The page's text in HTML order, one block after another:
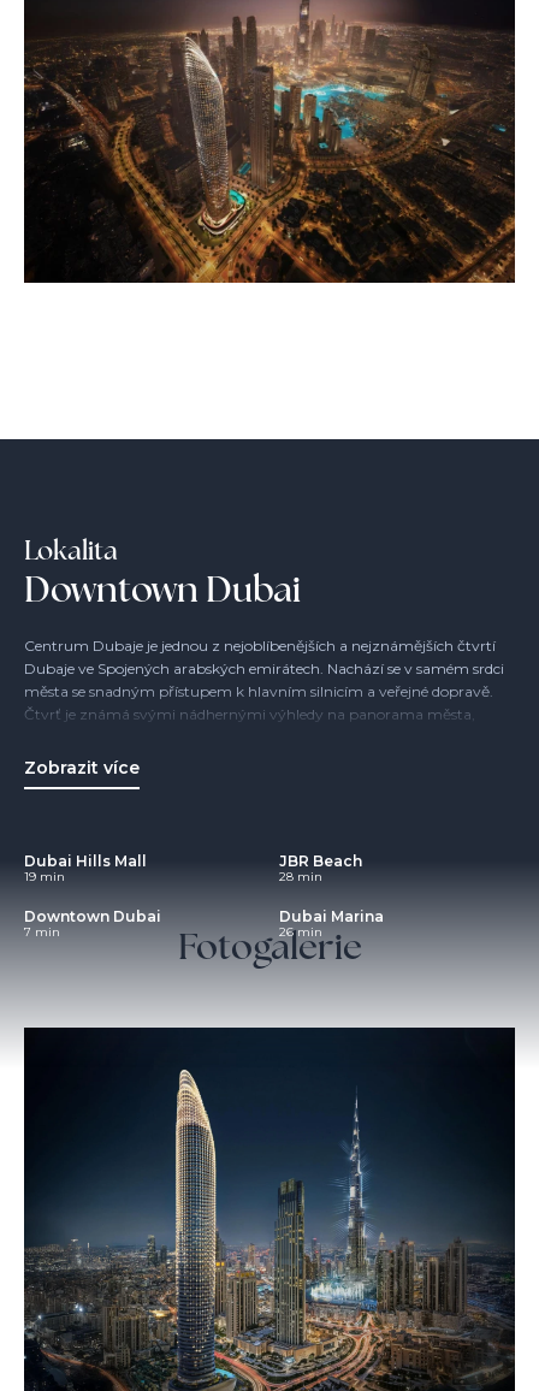
Lokalita
Downtown Dubai
Centrum Dubaje je jednou z nejoblíbenějších a nejznámějších čtvrtí
Dubaje ve Spojených arabských emirátech. Nachází se v samém srdci
města se snadným přístupem k hlavním silnicím a veřejné dopravě.
Čtvrť je známá svými nádhernými výhledy na panorama města,
vyhledávanou destinaci pro místní obyvatele i turisty.
Zobrazit více
Dubai Hills Mall
19 min
JBR Beach
28 min
Downtown Dubai
7 min
Dubai Marina
26 min
Fotogalerie